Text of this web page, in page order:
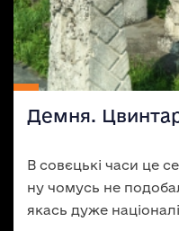
Демня.
В совєцькі часи це
ну чомусь не
якась дуже